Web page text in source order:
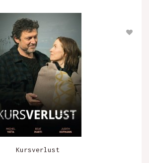
Kursverlust